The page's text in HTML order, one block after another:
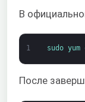
В
1 sudo yum
После